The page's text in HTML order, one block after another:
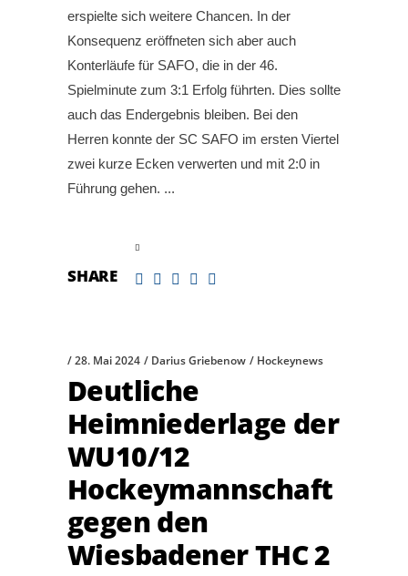
erspielte sich weitere Chancen. In der
Konsequenz eröffneten sich aber auch
Konterläufe für SAFO, die in der 46.
Spielminute zum 3:1 Erfolg führten. Dies sollte
auch das Endergebnis bleiben. Bei den
Herren konnte der SC SAFO im ersten Viertel
zwei kurze Ecken verwerten und mit 2:0 in
Führung gehen.
SHARE
28. Mai 2024 Darius Griebenow Hockeynews
Deutliche
Heimniederlage der
WU10/12
Hockeymannschaft
gegen den
Wiesbadener THC 2